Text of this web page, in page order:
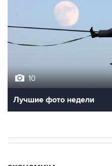
Лучшие фото недели